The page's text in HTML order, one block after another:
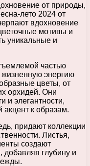
от природы,
лето 2024 от
вдохновение
мотивы и
уникальные и
частью
жизненную энергию
цветы, от
орхидей. Они
и элегантности,
к образам.
придают коллекции
Листья,
создают
добавляя глубину и